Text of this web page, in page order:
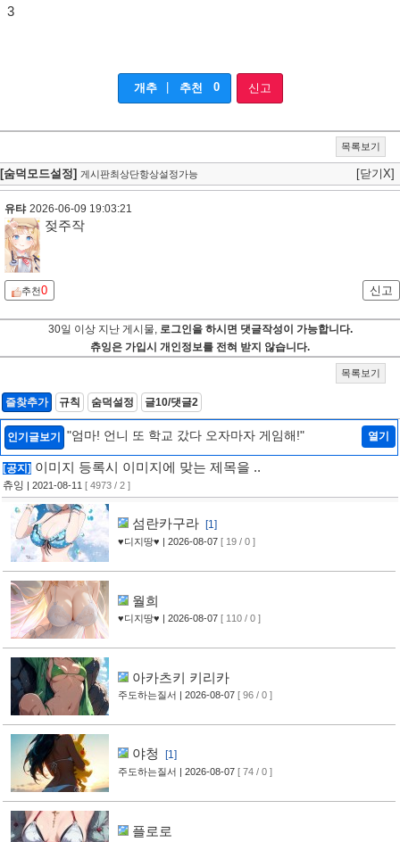
3
개추 추천 0 신고
목록보기
[숨덕모드설정] 게시판최상단항상설정가능 [닫기X]
유탸 2026-06-09 19:03:21
젖주작
추천0 신고
30일 이상 지난 게시물, 로그인을 하시면 댓글작성이 가능합니다.
츄잉은 가입시 개인정보를 전혀 받지 않습니다.
목록보기
즐찾추가 규칙 숨덕설정 글10/댓글2
인기글보기 "엄마! 언니 또 학교 갔다 오자마자 게임해!" 열기
[공지] 이미지 등록시 이미지에 맞는 제목을 ..
츄잉 | 2021-08-11 [ 4973 / 2 ]
섬란카구라 [1]
♥디지땅♥ | 2026-08-07 [ 19 / 0 ]
월희
♥디지땅♥ | 2026-08-07 [ 110 / 0 ]
아카츠키 키리카
주도하는질서 | 2026-08-07 [ 96 / 0 ]
야청 [1]
주도하는질서 | 2026-08-07 [ 74 / 0 ]
플로로